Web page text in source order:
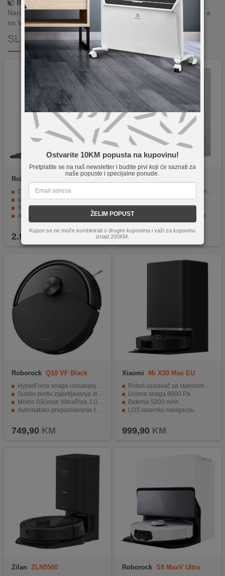
Ostvarite 10KM popusta na kupovinu!
Pretplatite se na naš newsletter i budite prvi koji će saznati za
naše popuste i specijalne ponude.
ŽELIM POPUST
Kupon se ne može kombinirati s drugim kuponima i važi za kupovinu
iznad 200KM.
Brza dostava!
Narudžbe zaprimljene radnim danima do 13h šaljemo isti dan, a
na Vašoj adresi paket je već za 24–48h.
SLIČNI PROIZVODI
Roborock Saros Z70 Black
OmniGrip™ mehanička ruka za uklanjanje objekata s poda
Izuzetno snažna 22.000 Pa usisna snaga
StarSight 2.0 autonomna navigacija s kamerama
Automatska Dock 4.0 stanica s pranjem i sušenjem mopova
Dugotrajna baterija do ~180 min i velika pokrivenost
2.999,90
Xiaomi
Inovativno čišćenje za besprijekorne rezultate
Usisna snaga 20000 Pa
Baterija 5200 mAh
Bazna stanica automatski pere i suši krpe za brisanje
S-Cross sustavom za otkrivanje niskih prepreka
1.099,90
Roborock Q10 VF Black
HyperForce snaga usisavanja: 10.000 Pa
Sustav protiv zapetljavanja dlaka: na bočnoj i glavnoj četki
Mokro čišćenje VibraRise 2.0: do 3000 vibracija/min
Automatsko prepoznavanje tepiha
749,90 KM
Xiaomi Mi X20 Max EU
Robot usisavač sa stanicom za samopražnjenje
Usisna snaga 8000 Pa
Baterija 5200 mAh
LDS lasersku navigaciju
999,90 KM
Zilan ZLN5500 Roborock S8 MaxV Ultra